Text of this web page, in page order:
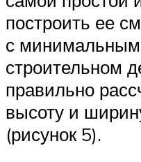
построить ее
с
строительном
правильно
высоту и
(рисунок 5).